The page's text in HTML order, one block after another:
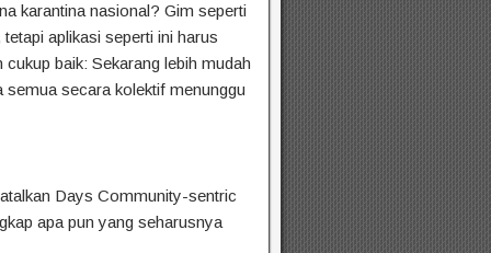
karantina nasional? Gim seperti
aplikasi seperti ini harus
baik: Sekarang lebih mudah
semua secara kolektif menunggu
Days Community-sentric
apa pun yang seharusnya